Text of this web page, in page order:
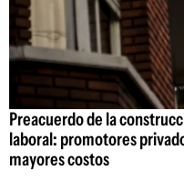
Preacuerdo de la
laboral: promotores
mayores costos